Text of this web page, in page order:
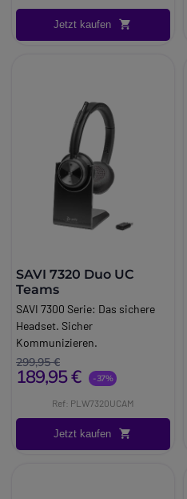
Jetzt kaufen
SAVI 7320 Duo UC
Teams
SAVI 7300 Serie: Das sichere
Headset. Sicher
Kommunizieren.
299,95 €
189,95 € -37%
Ref: PLW7320UCAM
Jetzt kaufen